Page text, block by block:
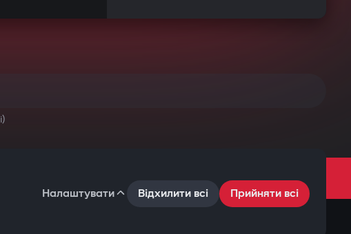
Налаштувати Відхилити всі Прийняти всі